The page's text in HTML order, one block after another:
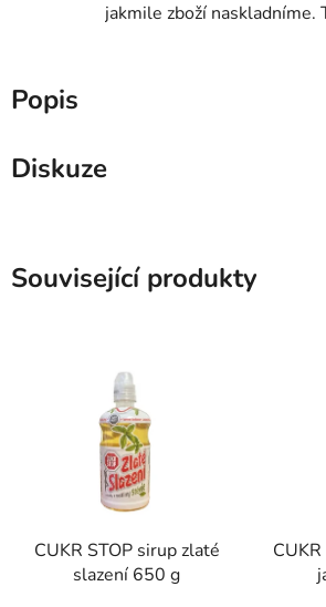
jakmile zboží naskladníme.
Popis
Diskuze
Související produkty
CUKR STOP sirup zlaté
slazení 650 g